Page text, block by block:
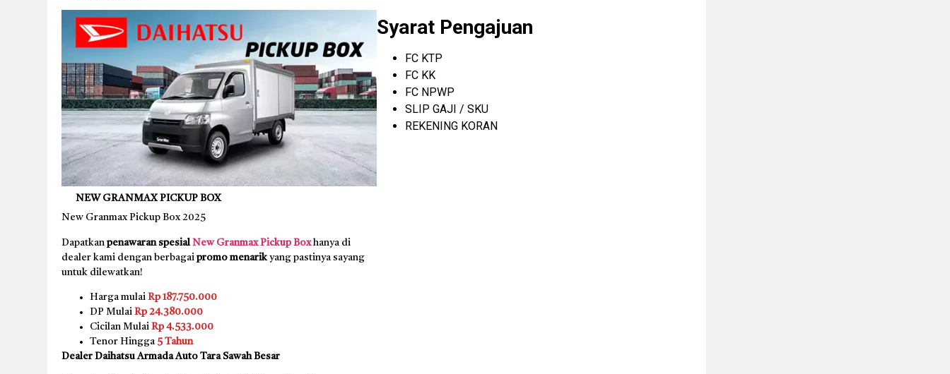
NEW GRANMAX PICKUP BOX
New Granmax Pickup Box 2025
Dapatkanpenawaran spesial New Granmax Pickup Boxhanya di
dealer kami dengan berbagaipromo menarik yang pastinya sayang
untuk dilewatkan!
Harga mulaiRp 187.750.000
DP MulaiRp 24.380.000
Cicilan MulaiRp 4.533.000
Tenor Hingga 5 Tahun
Dealer Daihatsu Armada Auto Tara Sawah Besar
Syarat Pengajuan
FC KTP
FC KK
FC NPWP
SLIP GAJI / SKU
REKENING KORAN